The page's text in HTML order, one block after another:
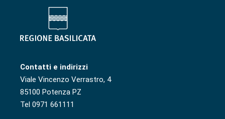
Contatti e indirizzi
Viale Vincenzo Verrastro, 4
85100 Potenza PZ
Tel 0971 661111